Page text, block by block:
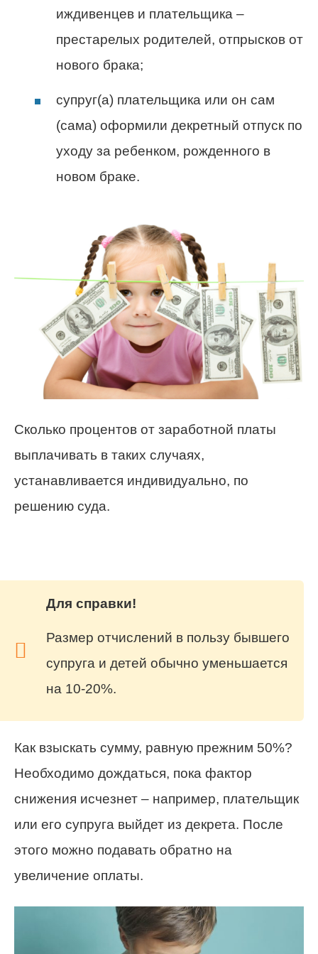
иждивенцев и плательщика –
престарелых родителей, отпрысков от
нового брака;
супруг(а) плательщика или он сам
(сама) оформили декретный отпуск по
уходу за ребенком, рожденного в
новом браке.
Сколько процентов от заработной платы
выплачивать в таких случаях,
устанавливается индивидуально, по
решению суда.
Для справки!
Размер отчислений в пользу бывшего
супруга и детей обычно уменьшается
на 10-20%.
Как взыскать сумму, равную прежним 50%?
Необходимо дождаться, пока фактор
снижения исчезнет – например, плательщик
или его супруга выйдет из декрета. После
этого можно подавать обратно на
увеличение оплаты.